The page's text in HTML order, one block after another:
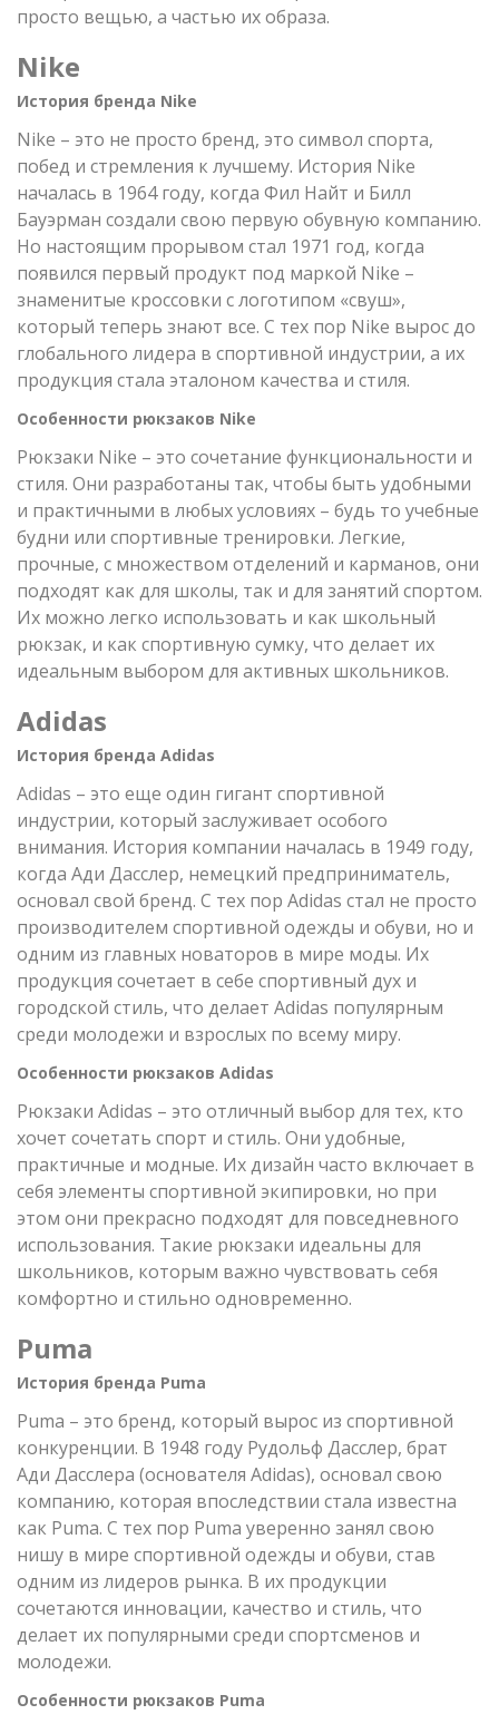
просто вещью, а частью их образа.
Nike
История бренда Nike
Nike – это не просто бренд, это символ спорта,
побед и стремления к лучшему. История Nike
началась в 1964 году, когда Фил Найт и Билл
Бауэрман создали свою первую обувную компанию.
Но настоящим прорывом стал 1971 год, когда
появился первый продукт под маркой Nike –
знаменитые кроссовки с логотипом «свуш»,
который теперь знают все. С тех пор Nike вырос до
глобального лидера в спортивной индустрии, а их
продукция стала эталоном качества и стиля.
Особенности рюкзаков Nike
Рюкзаки Nike – это сочетание функциональности и
стиля. Они разработаны так, чтобы быть удобными
и практичными в любых условиях – будь то учебные
будни или спортивные тренировки. Легкие,
прочные, с множеством отделений и карманов, они
подходят как для школы, так и для занятий спортом.
Их можно легко использовать и как школьный
рюкзак, и как спортивную сумку, что делает их
идеальным выбором для активных школьников.
Adidas
История бренда Adidas
Adidas – это еще один гигант спортивной
индустрии, который заслуживает особого
внимания. История компании началась в 1949 году,
когда Ади Дасслер, немецкий предприниматель,
основал свой бренд. С тех пор Adidas стал не просто
производителем спортивной одежды и обуви, но и
одним из главных новаторов в мире моды. Их
продукция сочетает в себе спортивный дух и
городской стиль, что делает Adidas популярным
среди молодежи и взрослых по всему миру.
Особенности рюкзаков Adidas
Рюкзаки Adidas – это отличный выбор для тех, кто
хочет сочетать спорт и стиль. Они удобные,
практичные и модные. Их дизайн часто включает в
себя элементы спортивной экипировки, но при
этом они прекрасно подходят для повседневного
использования. Такие рюкзаки идеальны для
школьников, которым важно чувствовать себя
комфортно и стильно одновременно.
Puma
История бренда Puma
Puma – это бренд, который вырос из спортивной
конкуренции. В 1948 году Рудольф Дасслер, брат
Ади Дасслера (основателя Adidas), основал свою
компанию, которая впоследствии стала известна
как Puma. С тех пор Puma уверенно занял свою
нишу в мире спортивной одежды и обуви, став
одним из лидеров рынка. В их продукции
сочетаются инновации, качество и стиль, что
делает их популярными среди спортсменов и
молодежи.
Особенности рюкзаков Puma